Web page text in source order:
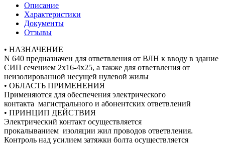
Описание
Характеристики
Документы
Отзывы
• НАЗНАЧЕНИЕ
N 640 предназначен для ответвления от ВЛН к вводу в здание
СИП сечением 2x16-4x25, а также для ответвления от
неизолированной несущей нулевой жилы
• ОБЛАСТЬ ПРИМЕНЕНИЯ
Применяются для обеспечения электрического
контакта магистрального и абонентских ответвлений
• ПРИНЦИП ДЕЙСТВИЯ
Электрический контакт осуществляется
прокалыванием изоляции жил проводов ответвления.
Контроль над усилием затяжки болта осуществляется